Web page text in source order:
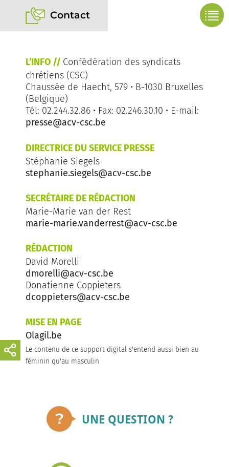
Contact
L’INFO // Confédération des syndicats
chrétiens (CSC)
Chaussée de Haecht, 579 • B-1030 Bruxelles
(Belgique)
Tél: 02.244.32.86 • Fax: 02.246.30.10 • E-mail:
presse@acv-csc.be
DIRECTRICE DU SERVICE PRESSE
Stéphanie Siegels
stephanie.siegels@acv-csc.be
SECRÉTAIRE DE RÉDACTION
Marie-Marie van der Rest
marie-marie.vanderrest@acv-csc.be
RÉDACTION
David Morelli
dmorelli@acv-csc.be
Donatienne Coppieters
dcoppieters@acv-csc.be
MISE EN PAGE
Olagil.be
Le contenu de ce support digital s'entend aussi bien au
féminin qu'au masculin
UNE QUESTION ?